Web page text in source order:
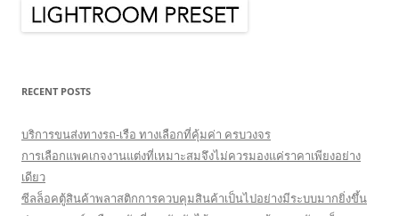
RECENT POSTS
บริการขนส่งทางรถ-เรือ ทางเลือกที่คุ้มค่า ครบวงจร
การเลือกแพคเกจงานแต่งที่เหมาะสมจึงไม่ควรมองแค่ราคาเพียงอย่าง
เดียว
ซีลล็อคตู้สินค้าพลาสติกการควบคุมสินค้าเป็นไปอย่างมีระบบมากยิ่งขึ้น